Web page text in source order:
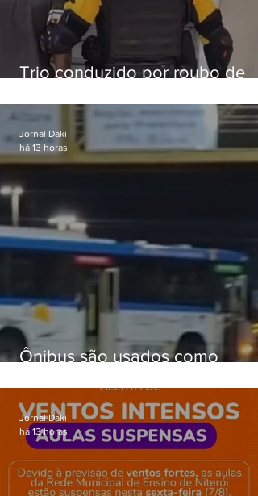
Trio conduzido por roubo de
passagens
Ônibus são usados como
Gardênia Azul
Jornal Daki
há 13 horas
Jornal Daki
há 13 horas